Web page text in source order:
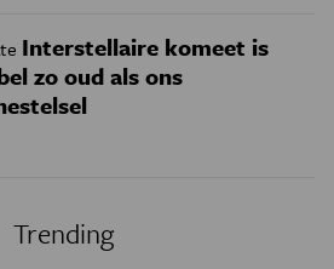
Interstellaire komeet is
zo oud als ons
Trending